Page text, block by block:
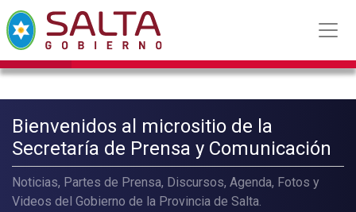
Bienvenidos al micrositio de la
Secretaría de Prensa y Comunicación
Noticias, Partes de Prensa, Discursos, Agenda, Fotos y
Videos del Gobierno de la Provincia de Salta.